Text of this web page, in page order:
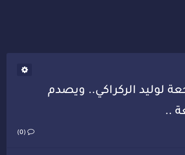
لوليد الركراكي.. ويصدم
..
(0)